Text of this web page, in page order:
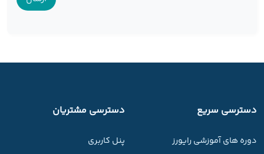
دسترسی سریع
دوره های آموزشی رایورز
دسترسی مشتریان
پنل کاربری